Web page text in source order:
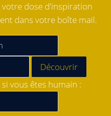
votre dose d'inspiration
dans votre boîte mail.
vous êtes humain :